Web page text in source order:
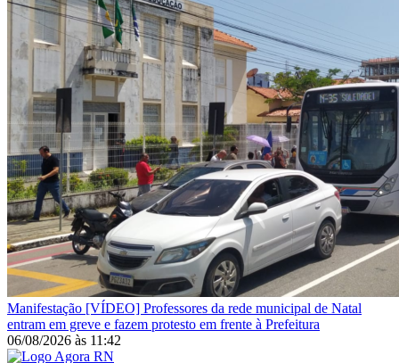
Manifestação [VÍDEO] Professores da rede municipal de Natal
entram em greve e fazem protesto em frente à Prefeitura
06/08/2026 às 11:42